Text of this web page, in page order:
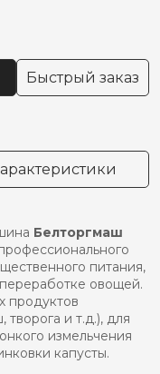
Быстрый заказ
Белторгмаш
питания,
овощей.
продуктов
и т.д.), для
измельчения
капусты.